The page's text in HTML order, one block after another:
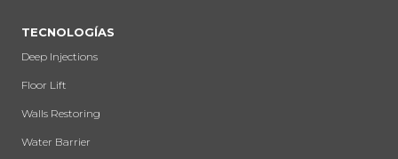
TECNOLOGÍAS
Deep Injections
Floor Lift
Walls Restoring
Water Barrier